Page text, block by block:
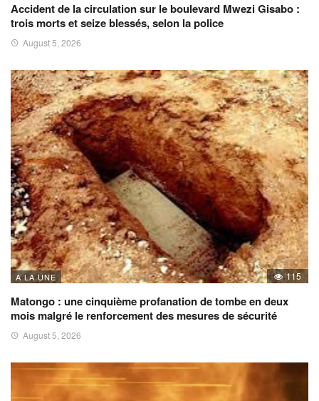
Accident de la circulation sur le boulevard Mwezi Gisabo :
trois morts et seize blessés, selon la police
August 5, 2026
A LA UNE 115
Matongo : une cinquième profanation de tombe en deux
mois malgré le renforcement des mesures de sécurité
August 5, 2026